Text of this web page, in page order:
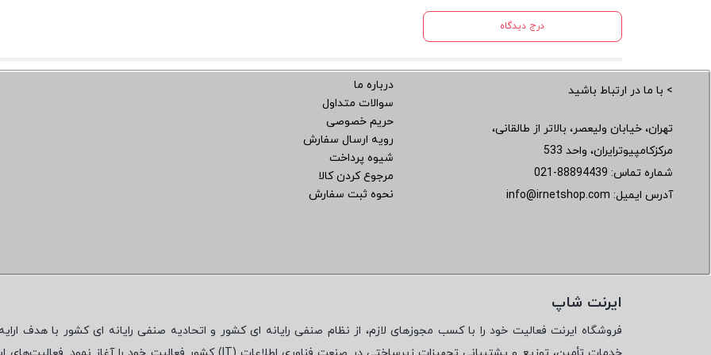
درج دیدگاه
> با ما در ارتباط باشید
تهران، خیابان ولیعصر، بالاتر از طالقانی،
مرکزکامپیوترایران، واحد 533
شماره تماس: 021-88894439
آدرس ایمیل: info@irnetshop.com
درباره ما
سوالات متداول
حریم خصوصی
رویه ارسال سفارش
شیوه پرداخت
مرجوع کردن کالا
نحوه ثبت سفارش
ایرنت شاپ
فروشگاه ایرنت فعالیت خود را با کسب مجوزهای لازم، از نظام صنفی رایانه ای کشور و اتحادیه صنفی رایانه ای کشور با هدف